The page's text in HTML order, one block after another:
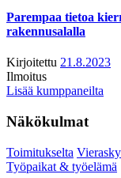
Parempaa tietoa
rakennusalalla
Kirjoitettu 21.8.2023
Ilmoitus
Lisää kumppaneilta
Näkökulmat
Toimitukselta
Työpaikat & työelämä